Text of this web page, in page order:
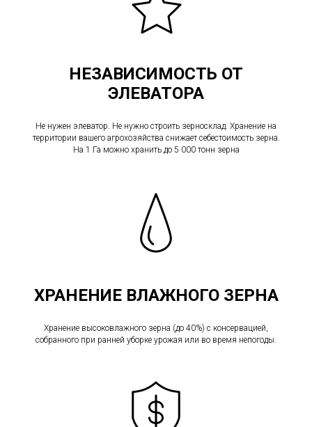
НЕЗАВИСИМОСТЬ ОТ
ЭЛЕВАТОРА
Не нужен элеватор. Не нужно строить зерносклад. Хранение на
территории вашего агрохозяйства снижает себестоимость зерна.
На 1 Га можно хранить до 5 000 тонн зерна
ХРАНЕНИЕ ВЛАЖНОГО ЗЕРНА
Хранение высоковлажного зерна (до 40%) с консервацией,
собранного при ранней уборке урожая или во время непогоды.